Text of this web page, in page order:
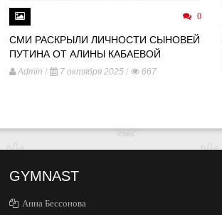
0
СМИ РАСКРЫЛИ ЛИЧНОСТИ СЫНОВЕЙ
ПУТИНА ОТ АЛИНЫ КАБАЕВОЙ
Admin / 7 октября 2025 / 667
GYMNAST
Анна Бессонова